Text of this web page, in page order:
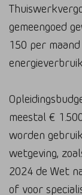
gemeengoed
150 per
energieverbruik.
meestal €
worden
wetgeving,
2024 de Wet
of voor